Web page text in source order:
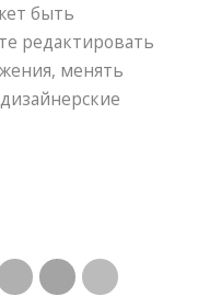
быть
редактировать
менять